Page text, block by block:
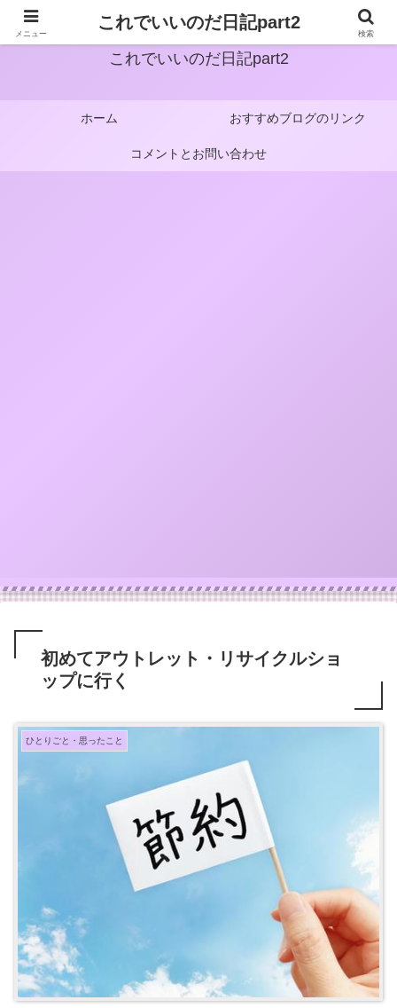
これでいいのだ日記part2
ホーム おすすめブログのリンク
コメントとお問い合わせ
初めてアウトレット・リサイクルショ
ップに行く
ひとりごと・思ったこと
メニュー
これでいいのだ日記part2
検索